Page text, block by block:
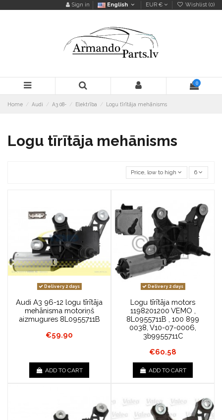
Sign in English EUR € Wishlist (0)
0
Home Audi A3 08- Elektrība Logu tīrītāja mehānisms
Logu tīrītāja mehānisms
Price, low to high 6
Delivery 2 days
Audi A3 96-12 logu tīrītāja
mehānisma motoriņš
aizmugures 8L0955711B
€59.90
ADD TO CART
Delivery 2 days
Logu tīrītāja motors
1198201200 VEMO ,
8L0955711B , 100 899
0038, V10-07-0006,
3b9955711C
€60.58
ADD TO CART